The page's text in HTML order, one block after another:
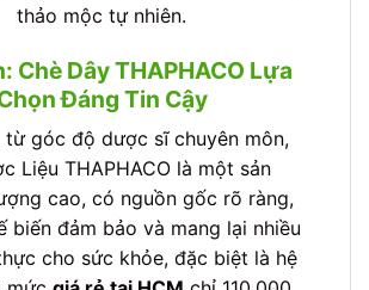
thảo mộc tự nhiên.
Chè Dây THAPHACO Lựa
Đáng Tin Cậy
từ góc độ dược sĩ chuyên môn,
Liệu THAPHACO là một sản
cao, có nguồn gốc rõ ràng,
biến đảm bảo và mang lại nhiều
cho sức khỏe, đặc biệt là hệ